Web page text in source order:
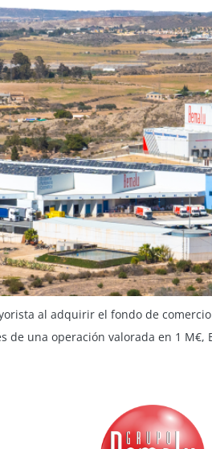
al adquirir el fondo de
de una operación valorada en 1